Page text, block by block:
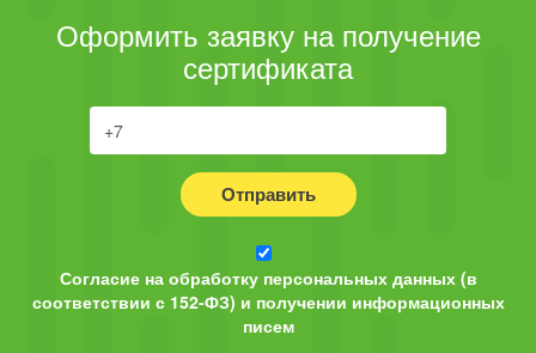
Оформить заявку на получение
сертификата
Отправить
Согласие на обработку персональных данных (в
соответствии с 152-ФЗ) и получении информационных
писем